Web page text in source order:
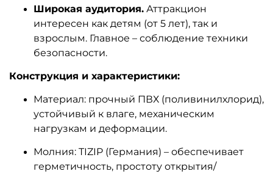
Широкая аудитория. Аттракцион
интересен как детям (от 5 лет), так и
взрослым. Главное – соблюдение техники
безопасности.
Конструкция и характеристики:
Материал: прочный ПВХ (поливинилхлорид),
устойчивый к влаге, механическим
нагрузкам и деформации.
Молния: TIZIP (Германия) – обеспечивает
герметичность, простоту открытия/